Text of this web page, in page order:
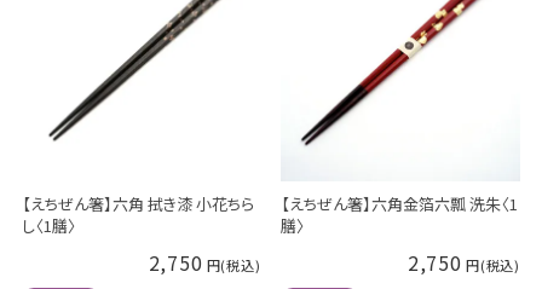
【えちぜん箸】六角 拭き漆 小花ちら
し〈1膳〉
2,750
【えちぜん箸】六角金箔六瓢 洗朱〈1
膳〉
2,750